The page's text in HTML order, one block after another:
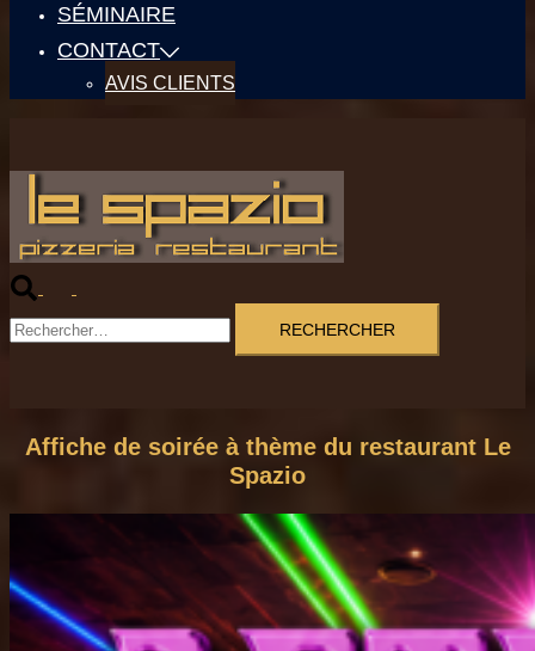
SÉMINAIRE
CONTACT
AVIS CLIENTS
Rechercher
le
menu
Rechercher :
Affiche de soirée à thème du restaurant Le
Spazio